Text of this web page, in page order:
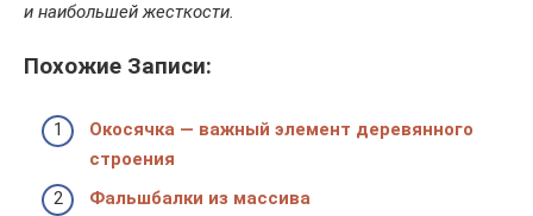
и наибольшей жесткости.
Похожие Записи:
Окосячка — важный элемент деревянного
строения
Фальшбалки из массива